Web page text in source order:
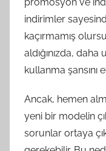
indirimler
kaçırmamış
aldığınızda,
kullanma şansını
Ancak, hemen
yeni bir modelin
sorunlar ortaya